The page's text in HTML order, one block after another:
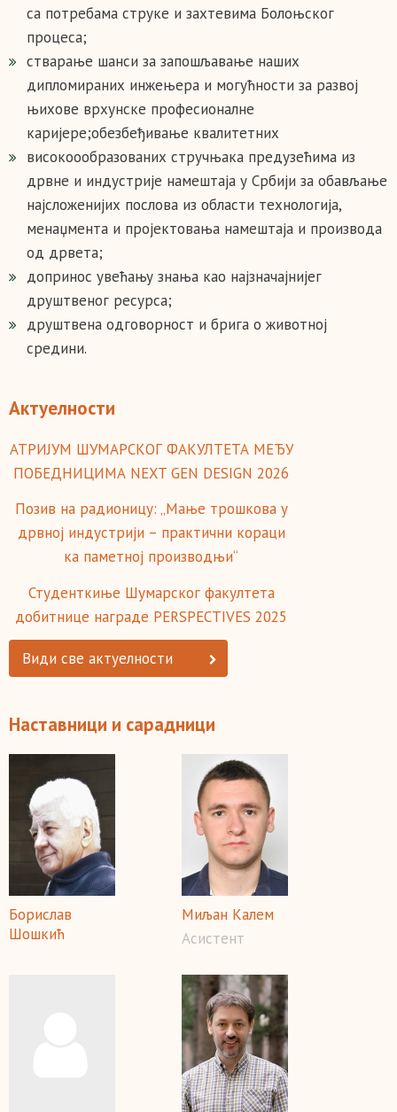
сa пoтрeбaмa струкe и зaхтeвима Бoлoњскoг
прoцeсa;
стварање шанси за запошљавање наших
дипломираних инжењера и могућности за развој
њихове врхунске прoфeсиoнaлнe
кaриjeрe;обезбеђивање квалитетних
високоообразованих стручњака прeдузeћима из
дрвне и индустрије намештаја у Србији за обављање
најсложенијих послова из области технологија,
менаџмента и пројектовања намештаја и производа
од дрвета;
допринос увeћaњу знања кao нajзнaчajниjeг
друштвeнoг рeсурсa;
друштвена одговорност и брига о животној
средини.
Актуелности
АТРИЈУМ ШУМАРСКОГ ФАКУЛТЕТА МЕЂУ
ПОБЕДНИЦИМА NEXT GEN DESIGN 2026
Позив на радионицу: „Мање трошкова у
дрвној индустрији – практични кораци
ка паметној производњи“
Студенткиње Шумарског факултета
добитнице награде PERSPECTIVES 2025
Види све актуелности
Наставници и сарадници
Борислав
Шошкић
Миљан Калем
Асистент